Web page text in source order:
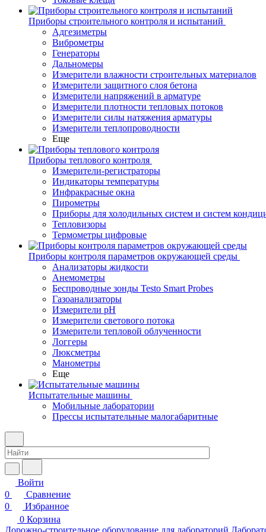
Приборы строительного контроля и испытаний
Адгезиметры
Виброметры
Генераторы
Дальномеры
Измерители влажности строительных материалов
Измерители защитного слоя бетона
Измерители напряжений в арматуре
Измерители плотности тепловых потоков
Измерители силы натяжения арматуры
Измерители теплопроводности
Еще
Приборы теплового контроля
Измерители-регистраторы
Индикаторы температуры
Инфракрасные окна
Пирометры
Приборы для холодильных систем и систем
Тепловизоры
Термометры цифровые
Приборы контроля параметров окружающей среды
Анализаторы жидкости
Анемометры
Беспроводные зонды Testo Smart Probes
Газоанализаторы
Измерители pH
Измерители светового потока
Измерители тепловой облученности
Логгеры
Люксметры
Манометры
Еще
Испытательные машины
Мобильные лаборатории
Прессы испытательные малогабаритные
Войти
0
Сравнение
0
Избранное
0 Корзина
Дорожно-строительное оборудование для лабораторий